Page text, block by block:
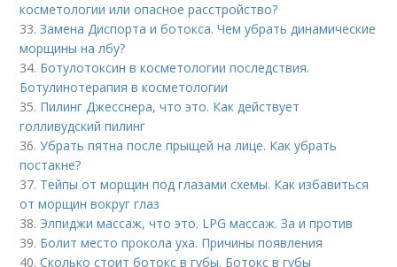
косметологии или опасное расстройство?
33.Замена Диспорта и ботокса. Чем убрать динамические
морщины на лбу?
34. Ботулотоксин в косметологии последствия.
Ботулинотерапия в косметологии
35. Пилинг Джесснера, что это. Как действует
голливудский пилинг
36.Убрать пятна после прыщей на лице. Как убрать
постакне?
37. Тейпы от морщин под глазами схемы. Как избавиться
от морщин вокруг глаз
38. Элпиджи массаж, что это. LPG массаж. За и против
39. Болит место прокола уха. Причины появления
40.Сколько стоит ботокс в губы. Ботокс в губы